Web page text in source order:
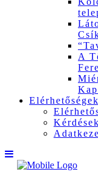
A
Elérhetőségek